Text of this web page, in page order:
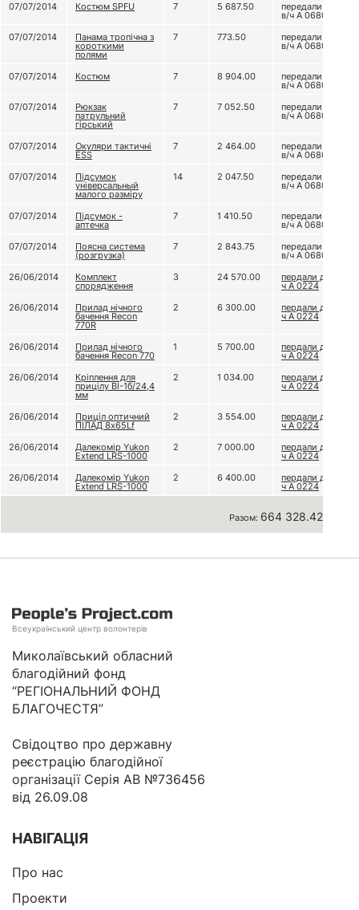
07/07/2014
Костюм SPFU 7 5 687.50 передали до
в/ч А 0680
07/07/2014
Панама тропічна з
короткими
полями
7 773.50 передали до
в/ч А 0680
07/07/2014 Костюм 7 8 904.00 передали до
в/ч А 0680
07/07/2014
Рюкзак
патрульний
гірський
7 7 052.50 передали до
в/ч А 0680
07/07/2014 Окуляри тактичні
ESS
7 2 464.00 передали до
в/ч А 0680
07/07/2014
Підсумок
універсальный
малого разміру
14 2 047.50 передали до
в/ч А 0680
07/07/2014 Підсумок -
аптечка
7 1 410.50 передали до
в/ч А 0680
07/07/2014
Поясна система
(розгрузка)
7 2 843.75 передали до
в/ч А 0680
26/06/2014
Комплект
спорядження
3 24 570.00 пердали до в/
ч А 0224
26/06/2014
Прилад нічного
бачення Recon
770R
2 6 300.00 пердали до в/
ч А 0224
26/06/2014 Прилад нічного
бачення Recon 770
1 5 700.00 пердали до в/
ч А 0224
26/06/2014
Кріплення для
прицілу ВІ-1б/24,4
мм
2 1 034.00 пердали до в/
ч А 0224
26/06/2014 Приціл оптичний
ПІЛАД 8х65Lf
2 3 554.00 пердали до в/
ч А 0224
26/06/2014
Далекомір Yukon
Extend LRS-1000
2 7 000.00 пердали до в/
ч А 0224
26/06/2014
Далекомір Yukon
Extend LRS-1000
2 6 400.00 пердали до в/
ч А 0224
Разом: 664 328.42 грн
Всеукраїнський центр волонтерів
Миколаївський обласний
благодійний фонд
“РЕГІОНАЛЬНИЙ ФОНД
БЛАГОЧЕСТЯ”
Свідоцтво про державну
реєстрацію благодійної
організації Серія АВ №736456
від 26.09.08
НАВІГАЦІЯ
Про нас
Проекти